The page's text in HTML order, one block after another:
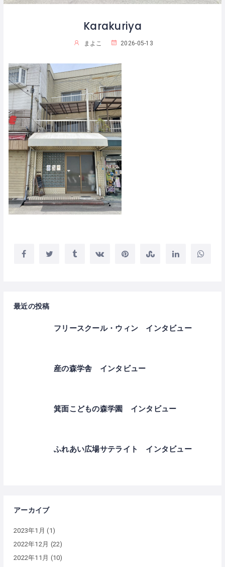
Karakuriya
まよこ 2026-05-13
最近の投稿
フリースクール・ウィン インタビュー
産の森学舎 インタビュー
箕面こどもの森学園 インタビュー
ふれあい広場サテライト インタビュー
アーカイブ
2023年1月 (1)
2022年12月 (22)
2022年11月 (10)